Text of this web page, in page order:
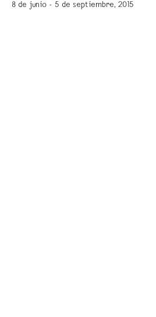
8 de junio - 5 de septiembre, 2015